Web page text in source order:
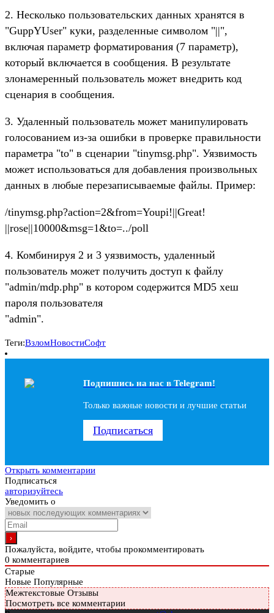
2. Несколько пользовательских данных хранятся в
"GuppYUser" куки, разделенные символом "||",
включая параметр форматирования (7 параметр),
который включается в сообщения. В результате
злонамеренный пользователь может внедрить код
сценария в сообщения.
3. Удаленный пользователь может манипулировать
голосованием из-за ошибки в проверке правильности
параметра "to" в сценарии "tinymsg.php". Уязвимость
может использоваться для добавления произвольных
данных в любые перезаписываемые файлы. Пример:
/tinymsg.php?action=2&from=Youpi!||Great!
||rose||10000&msg=1&to=../poll
4. Комбинируя 2 и 3 уязвимость, удаленный
пользователь может получить доступ к файлу
"admin/mdp.php" в котором содержится MD5 хеш
пароля пользователя
"admin".
Теги:ВзломНовостиСофт
Подпишись на наc в Telegram!
Только важные новости и лучшие статьи
Подписаться
Открыть комментарии
Подписаться
авторизуйтесь
Уведомить о
Пожалуйста, войдите, чтобы прокомментировать
0 комментариев
Старые
Новые Популярные
Межтекстовые Отзывы
Посмотреть все комментарии